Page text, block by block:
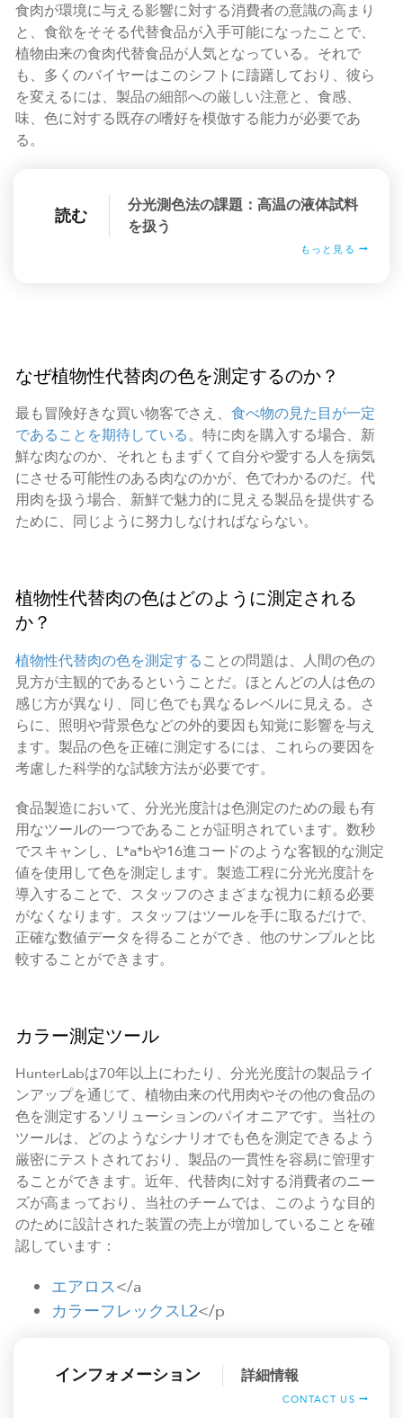
食肉が環境に与える影響に対する消費者の意識の高まり
と、食欲をそそる代替食品が入手可能になったことで、
植物由来の食肉代替食品が人気となっている。それで
も、多くのバイヤーはこのシフトに躊躇しており、彼ら
を変えるには、製品の細部への厳しい注意と、食感、
味、色に対する既存の嗜好を模倣する能力が必要であ
る。
読む
分光測色法の課題：高温の液体試料
を扱う
もっと見る
なぜ植物性代替肉の色を測定するのか？
最も冒険好きな買い物客でさえ、 食べ物の見た目が一定
であることを期待している。特に肉を購入する場合、新
鮮な肉なのか、それともまずくて自分や愛する人を病気
にさせる可能性のある肉なのかが、色でわかるのだ。代
用肉を扱う場合、新鮮で魅力的に見える製品を提供する
ために、同じように努力しなければならない。
植物性代替肉の色はどのように測定される
か？
植物性代替肉の色を測定することの問題は、人間の色の
見方が主観的であるということだ。ほとんどの人は色の
感じ方が異なり、同じ色でも異なるレベルに見える。さ
らに、照明や背景色などの外的要因も知覚に影響を与え
ます。製品の色を正確に測定するには、これらの要因を
考慮した科学的な試験方法が必要です。
食品製造において、分光光度計は色測定のための最も有
用なツールの一つであることが証明されています。数秒
でスキャンし、L*a*bや16進コードのような客観的な測定
値を使用して色を測定します。製造工程に分光光度計を
導入することで、スタッフのさまざまな視力に頼る必要
がなくなります。スタッフはツールを手に取るだけで、
正確な数値データを得ることができ、他のサンプルと比
較することができます。
カラー測定ツール
HunterLabは70年以上にわたり、分光光度計の製品ライ
ンアップを通じて、植物由来の代用肉やその他の食品の
色を測定するソリューションのパイオニアです。当社の
ツールは、どのようなシナリオでも色を測定できるよう
厳密にテストされており、製品の一貫性を容易に管理す
ることができます。近年、代替肉に対する消費者のニー
ズが高まっており、当社のチームでは、このような目的
のために設計された装置の売上が増加していることを確
認しています：
エアロス</a
カラーフレックスL2</p
インフォメーション 詳細情報
CONTACT US